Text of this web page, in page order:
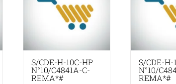
S/CDE-H-10C-HP
N°10/C4841A-C-
REMA*#
S/CDE-H-
N°10/
REMA*#